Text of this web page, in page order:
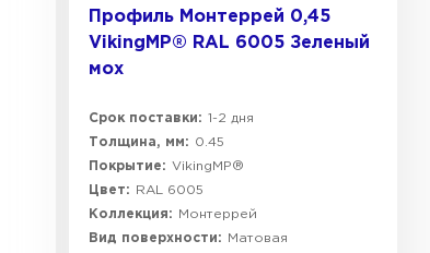
Профиль Монтеррей 0,45
VikingMP® RAL 6005 Зеленый
мох
Срок поставки: 1-2 дня
Толщина, мм:
0.45
Покрытие: VikingMP®
Цвет:
RAL 6005
Коллекция:
Монтеррей
Вид поверхности:
Матовая